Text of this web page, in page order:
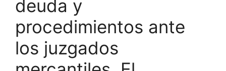
deuda y
procedimientos ante
los juzgados